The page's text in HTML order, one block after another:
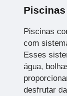
Piscinas
com
Esses
água,
desfrutar